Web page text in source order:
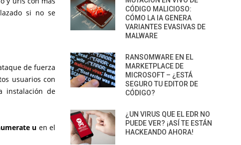
si no se
de fuerza
usuarios con
instalación de
u en el
CÓDIGO MALICIOSO:
CÓMO LA IA GENERA
VARIANTES EVASIVAS DE
MALWARE
RANSOMWARE EN EL
MARKETPLACE DE
MICROSOFT – ¿ESTÁ
SEGURO TU EDITOR DE
CÓDIGO?
¿UN VIRUS QUE EL EDR NO
PUEDE VER? ¡ASÍ TE ESTÁN
HACKEANDO AHORA!